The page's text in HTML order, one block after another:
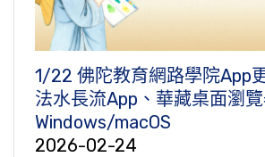
1/22 佛陀教育網路學院App
法水長流App、華藏桌面瀏
Windows/macOS
2026-02-24